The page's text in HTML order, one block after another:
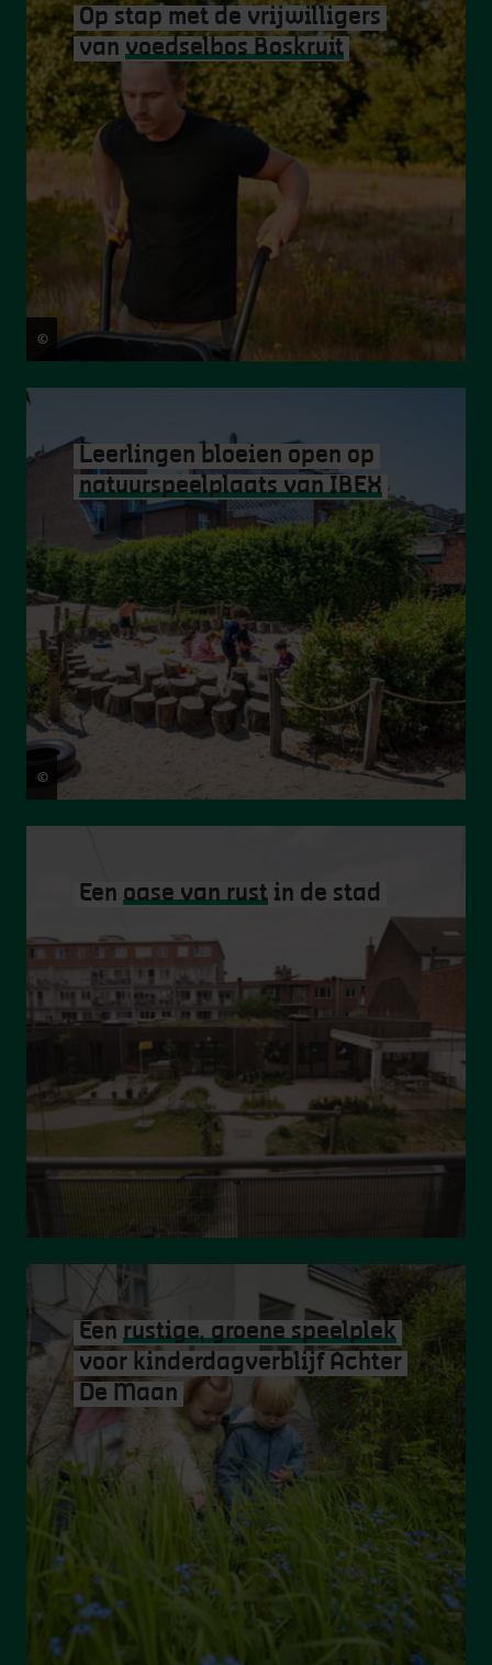
Op stap met de vrijwilligers
van voedselbos Boskruit
© Stad Antwerpen
Leerlingen bloeien open op
natuurspeelplaats van IBEX
© Frederik Beyens
Een oase van rust in de stad
Een rustige, groene speelplek
voor kinderdagverblijf Achter
De Maan